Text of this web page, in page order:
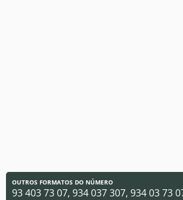
OUTROS FORMATOS DO NÚMERO
93 403 73 07, 934 037 307, 934 03 73